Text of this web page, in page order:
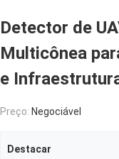
Detector de
Multicônea
e
Preço: Negociável
Destacar